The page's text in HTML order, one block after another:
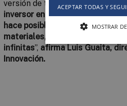
versión de todas sus marcas: “El
inversor en investigación y
hace posible que las
materiales, acabados,
infinitas”, afirma Luis Guaita,
Innovación.
ACEPTAR TODAS Y
MOSTRAR